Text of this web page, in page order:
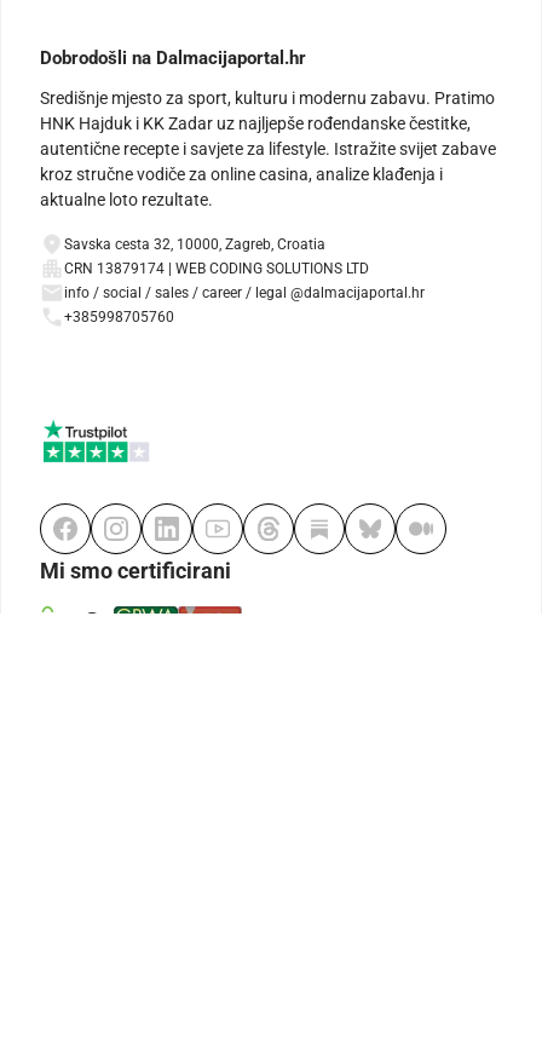
Dobrodošli na Dalmacijaportal.hr
Središnje mjesto za sport, kulturu i modernu zabavu. Pratimo
HNK Hajduk i KK Zadar uz najljepše rođendanske čestitke,
autentične recepte i savjete za lifestyle. Istražite svijet zabave
kroz stručne vodiče za online casina, analize klađenja i
aktualne loto rezultate.
Savska cesta 32, 10000, Zagreb, Croatia
CRN 13879174 | WEB CODING SOLUTIONS LTD
info / social / sales / career / legal @dalmacijaportal.hr
+385998705760
Mi smo certificirani